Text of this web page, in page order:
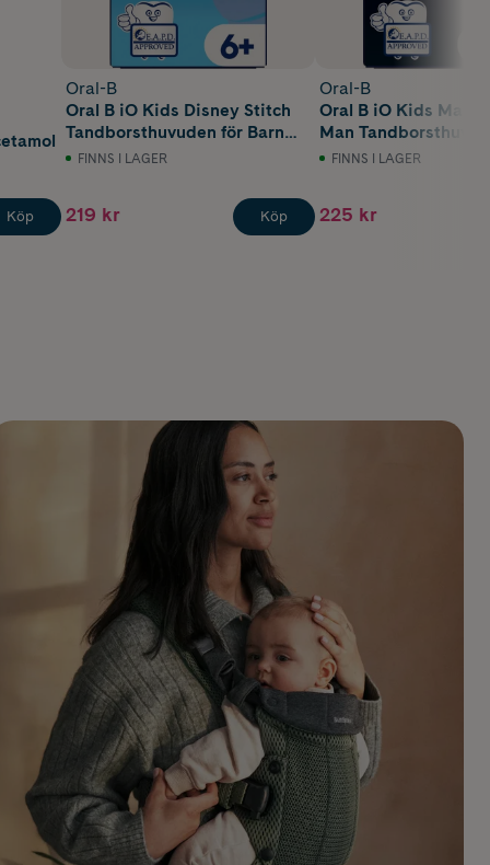
Köp
Oral-B
Oral B iO Kids Disney Stitch
Tandborsthuvuden för Barn
över 6 år 2 st
FINNS I LAGER
219 kr Köp
Oral-B
Oral B iO Kids
Man
Barn över 6 år 2 st
FINNS I LAGER
225 kr